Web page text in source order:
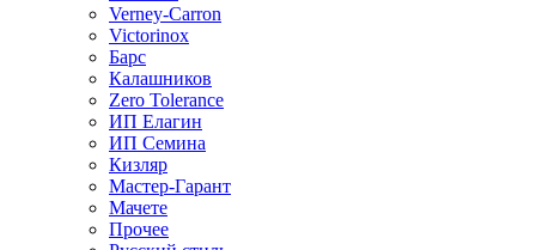
Verney-Carron
Victorinox
Барс
Калашников
Zero Tolerance
ИП Елагин
ИП Семина
Кизляр
Мастер-Гарант
Мачете
Прочее